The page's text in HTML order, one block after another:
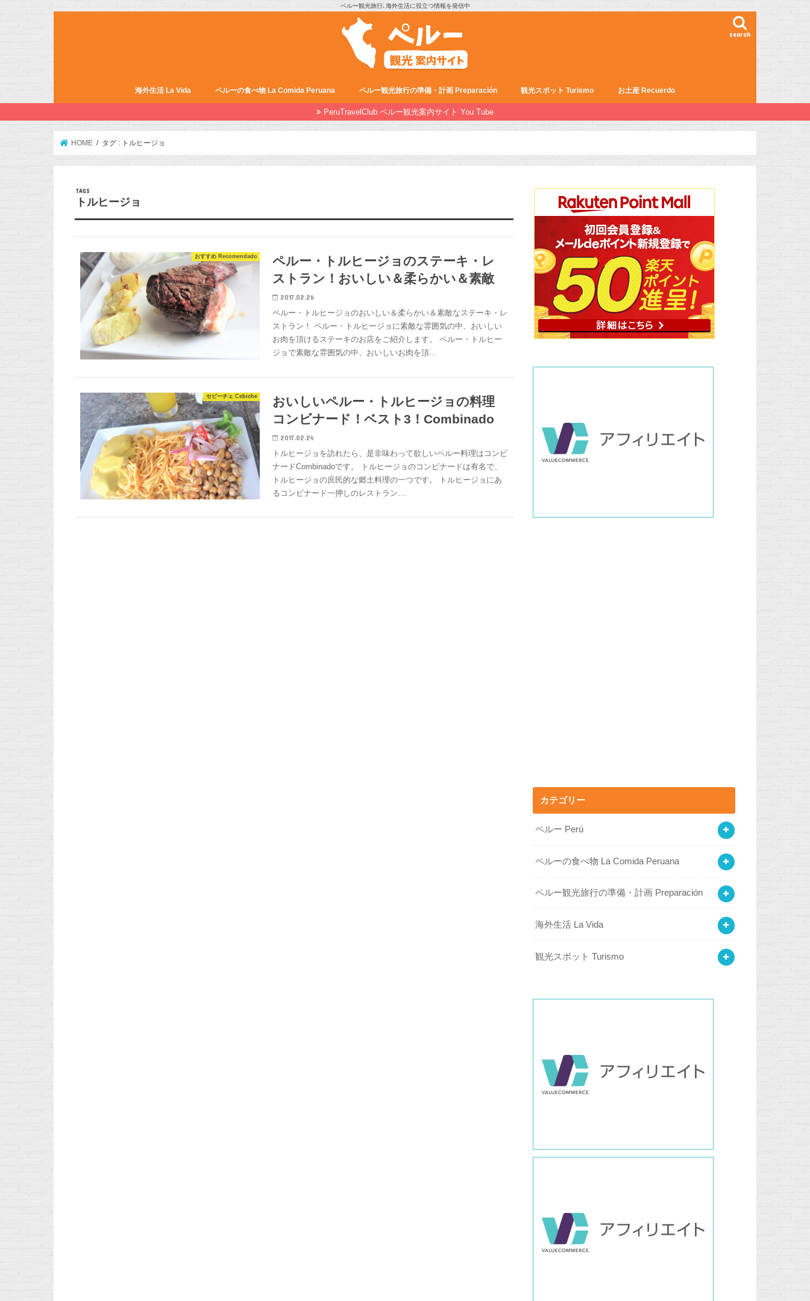
ペルー観光旅行､海外生活に役立つ情報を発信中
search
海外生活 La Vida ペルーの食べ物 La Comida Peruana ペルー観光旅行の準備・計画 Preparación 観光スポット Turismo お土産 Recuerdo
PeruTravelClub ペルー観光案内サイト You Tube
HOME タグ : トルヒージョ
トルヒージョ
おすすめ Recomendado
ペルー・トルヒージョのステーキ・レ
ストラン！おいしい＆柔らかい＆素敵
2017.02.26
ペルー・トルヒージョのおいしい＆柔らかい＆素敵なステーキ・レ
ストラン！ ペルー・トルヒージョに素敵な雰囲気の中、おいしい
お肉を頂けるステーキのお店をご紹介します。 ペルー・トルヒー
ジョで素敵な雰囲気の中、おいしいお肉を頂…
セビーチェ Cebiche
おいしいペルー・トルヒージョの料理
コンビナード！ベスト3！Combinado
2017.02.24
トルヒージョを訪れたら、是非味わって欲しいペルー料理はコンビ
ナードCombinadoです。 トルヒージョのコンビナードは有名で、
トルヒージョの庶民的な郷土料理の一つです。 トルヒージョにあ
るコンビナード一押しのレストラン…
カテゴリー
ペルー Perú
ペルーの食べ物 La Comida Peruana
ペルー観光旅行の準備・計画 Preparación
海外生活 La Vida
観光スポット Turismo